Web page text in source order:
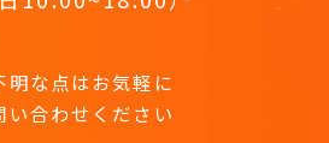
明な点はお気軽に
い合わせください